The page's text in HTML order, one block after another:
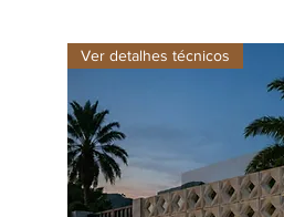
Ver detalhes técnicos